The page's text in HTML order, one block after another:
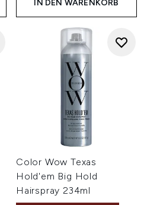
IN DEN WARENKORB
Color Wow Texas
Hold'em Big Hold
Hairspray 234ml